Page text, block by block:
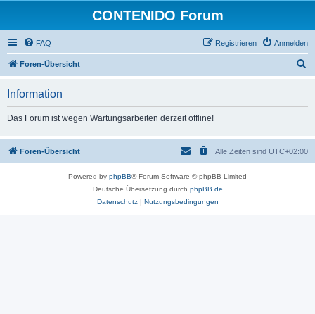
CONTENIDO Forum
FAQ Anmelden
Registrieren
Foren-Übersicht
Information
Das Forum ist wegen Wartungsarbeiten derzeit offline!
Foren-Übersicht Alle Zeiten sind UTC+02:00
Powered by phpBB® Forum Software © phpBB Limited
Deutsche Übersetzung durch phpBB.de
Datenschutz| Nutzungsbedingungen